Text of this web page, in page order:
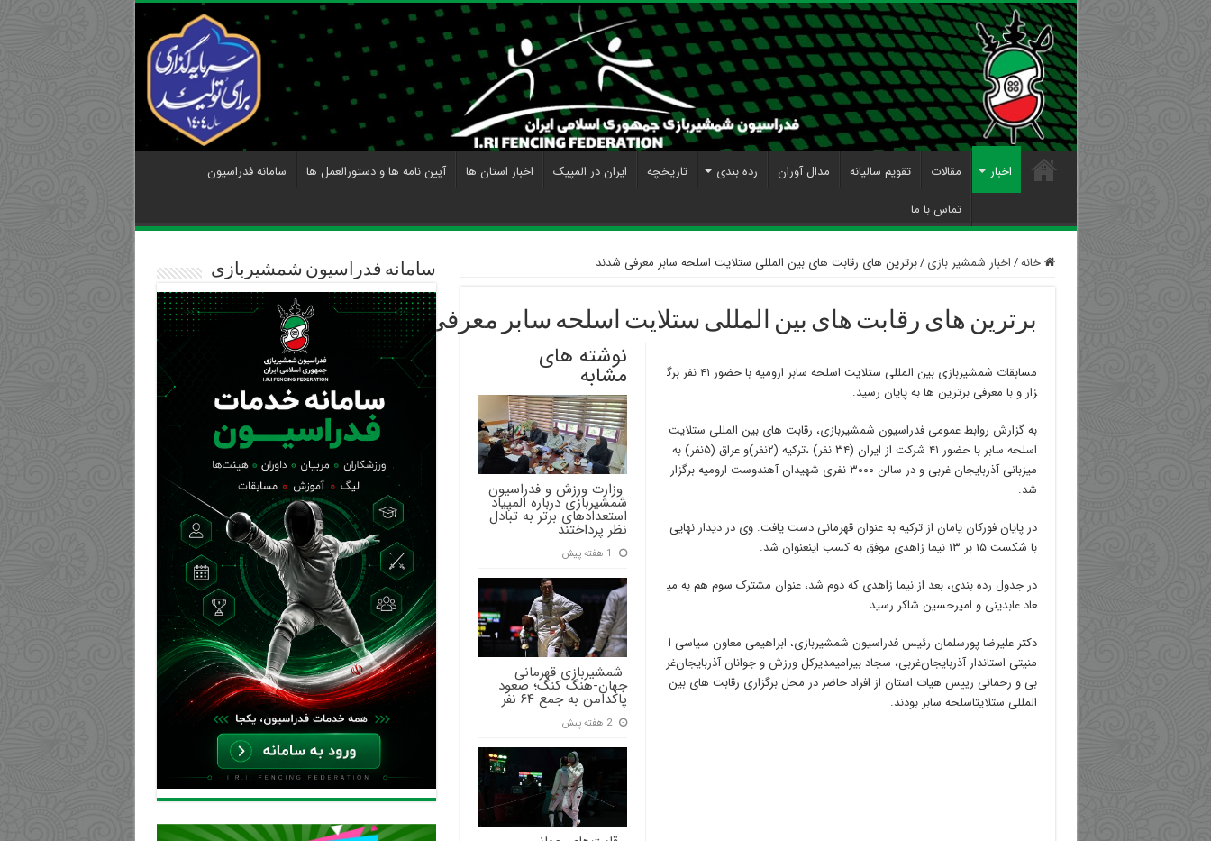
اخبار مقالات تقویم سالیانه مدال آوران رده بندی تاریخچه ایران در المپیک اخبار استان ها آیین نامه ها و دستورالعمل ها
سامانه فدراسیون
تماس با ما
خانه/اخبار شمشیر بازی /برترین های رقابت های بین المللی ستلایت اسلحه سابر معرفی شدند
برترین های رقابت های بین المللی ستلایت اسلحه سابر معرفی شدند
نوشته های
مشابه
‍ وزارت ورزش و فدراسیون
شمشیربازی درباره المپیاد
استعدادهای برتر به تبادل
نظر پرداختند
1 هفته پیش
‍ شمشیربازی قهرمانی
جهان-هنگ کنگ؛ صعود
پاکدامن به جمع ۶۴ نفر
2 هفته پیش
مسابقات شمشیربازی بین المللی ستلایت اسلحه سابر ارومیه با حضور ۴۱ نفر برگ
زار و‌ با معرفی برترین ها به پایان رسید.
به گزارش روابط عمومی فدراسیون شمشیربازی، رقابت های بین المللی ستلایت
اسلحه سابر با حضور ۴۱ شرکت از ایران (۳۴ نفر) ،ترکیه (۲نفر)و عراق (۵نفر) به
میزبانی آذربایجان غربی و در سالن ۳۰۰۰ نفری شهیدان آهندوست ارومیه برگزار
شد.
در پایان فورکان یامان از ترکیه به عنوان قهرمانی دست یافت. وی در دیدار نهایی
با شکست ۱۵ بر ۱۳ نیما زاهدی موفق به کسب اینعنوان شد.
در جدول رده بندی، بعد از نیما زاهدی که دوم شد، عنوان مشترک سوم هم به می
عاد عابدینی و امیرحسین شاکر رسید.
دکتر علیرضا پورسلمان رئیس فدراسیون شمشیربازی، ابراهیمی معاون سیاسی ا
منیتی استاندار آذربایجان‌غربی، سجاد بیرامیمدیرکل ورزش و جوانان آذربایجان‌غر
بی و رحمانی رییس هیات استان از افراد حاضر در محل برگزاری رقابت های بین
المللی ستلایتاسلحه سابر بودند.
سامانه فدراسیون شمشیربازی